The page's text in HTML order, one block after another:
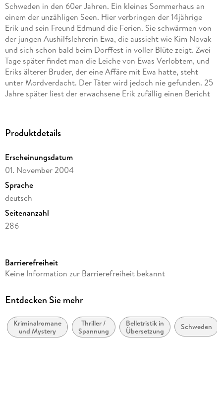
Schweden in den 60er Jahren. Ein kleines Sommerhaus an
einem der unzähligen Seen. Hier verbringen der 14jährige
Erik und sein Freund Edmund die Ferien. Sie schwärmen von
der jungen Aushilfslehrerin Ewa, die aussieht wie Kim Novak
und sich schon bald beim Dorffest in voller Blüte zeigt. Zwei
Tage später findet man die Leiche von Ewas Verlobtem, und
Eriks älterer Bruder, der eine Affäre mit Ewa hatte, steht
unter Mordverdacht. Der Täter wird jedoch nie gefunden. 25
Jahre später liest der erwachsene Erik zufällig einen Bericht
Produktdetails
Erscheinungsdatum
01. November 2004
Sprache
deutsch
Seitenanzahl
286
Autor/Autorin
Übersetzung
Verlag/Hersteller
btb Taschenbuch
Barrierefreiheit
Keine Information zur Barrierefreiheit bekannt
Entdecken Sie mehr
Kriminalromane
und Mystery
Thriller /
Spannung
Belletristik in
Übersetzung
Schweden